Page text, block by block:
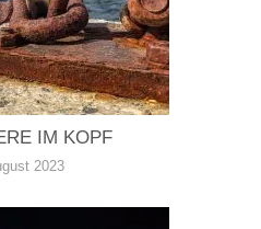
IM KOPF
2023